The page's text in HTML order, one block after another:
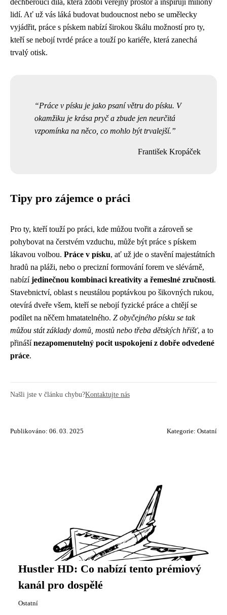
dechberoucí díla, která zdobí veřejný prostor a inspirují miliony
lidí. Ať už vás láká budovat budoucnost nebo se umělecky
vyjádřit, práce s pískem nabízí širokou škálu možností pro ty,
kteří se nebojí tvrdé práce a touží po kariéře, která zanechá
trvalý otisk.
Práce v písku je jako psaní větru do písku. V
okamžiku je krása pryč a zbude jen neurčitá
vzpomínka na něco, co mohlo být trvalejší.
František Kropáček
Tipy pro zájemce o práci
Pro ty, kteří touží po práci, kde můžou tvořit a zároveň se
pohybovat na čerstvém vzduchu, může být práce s pískem
lákavou volbou. Práce v písku, ať už jde o stavění majestátních
hradů na pláži, nebo o precizní formování forem ve slévárně,
nabízíjedinečnou kombinaci kreativity a řemeslné zručnosti.
Stavebnictví, oblast s neustálou poptávkou po šikovných rukou,
otevírá dveře všem, kteří se nebojí fyzické práce a chtějí se
podílet na něčem hmatatelného. Z obyčejného písku se tak
můžou stát základy domů, mostů nebo třeba dětských hřišť, a to
přinášínezapomenutelný pocit uspokojení z dobře odvedené
práce.
Našli jste v článku chybu?Kontaktujte nás
Publikováno: 06. 03. 2025 Kategorie: Ostatní
Hustler HD: Co nabízí tento prémiový
kanál pro dospělé
Ostatní